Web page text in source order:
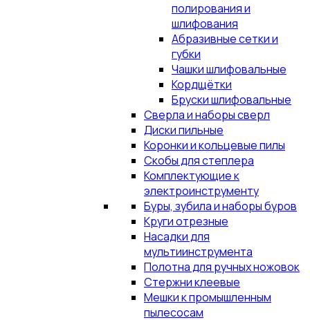
полирования и
шлифования
Абразивные сетки и
губки
Чашки шлифовальные
Кордщётки
Бруски шлифовальные
Сверла и наборы сверл
Диски пильные
Коронки и кольцевые пилы
Скобы для степлера
Комплектующие к
электроинструменту
Буры, зубила и наборы буров
Круги отрезные
Насадки для
мультиинструмента
Полотна для ручных ножовок
Стержни клеевые
Мешки к промышленным
пылесосам